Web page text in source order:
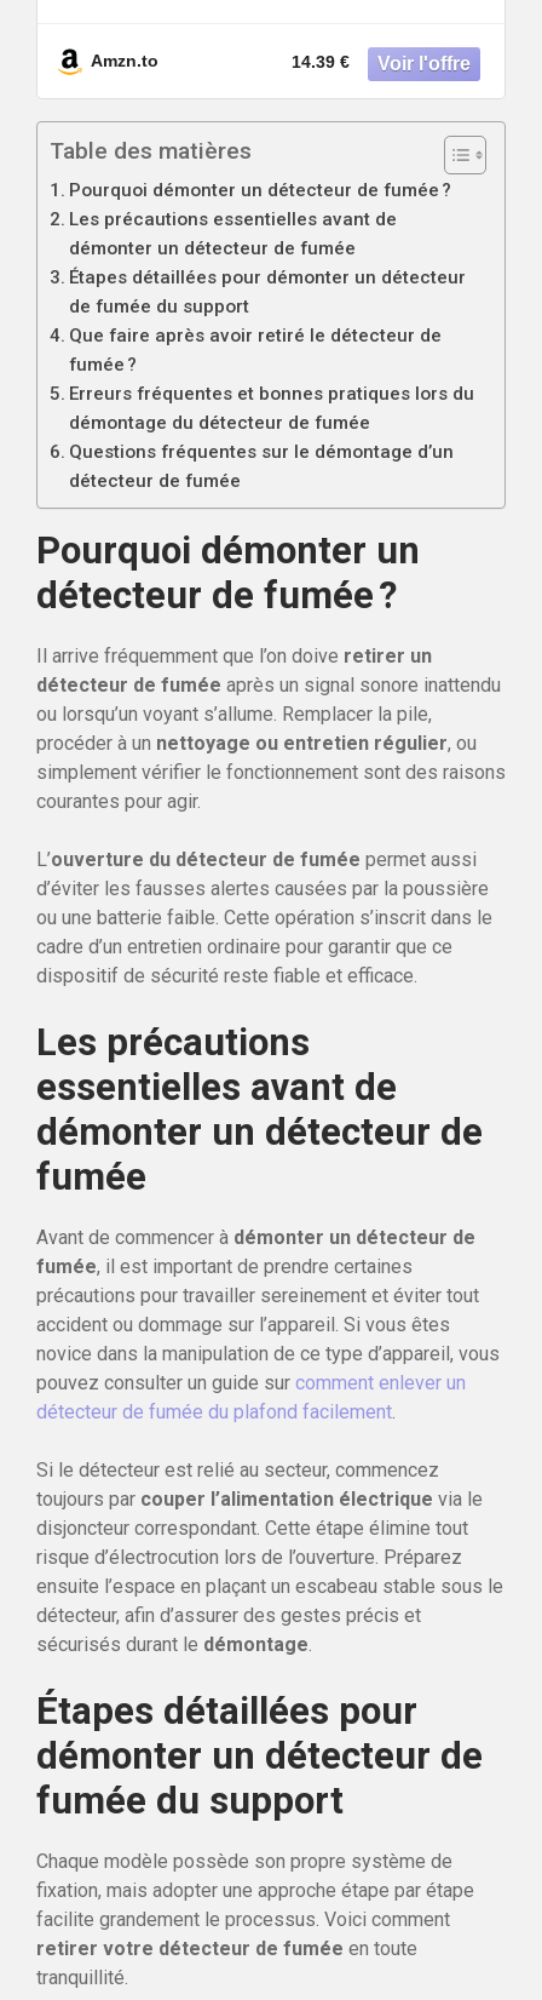
Amzn.to 14.39 €
Table des matières
Pourquoi démonter un détecteur de fumée ?
Les précautions essentielles avant de
démonter un détecteur de fumée
Étapes détaillées pour démonter un détecteur
de fumée du support
Que faire après avoir retiré le détecteur de
fumée ?
Erreurs fréquentes et bonnes pratiques lors du
démontage du détecteur de fumée
Questions fréquentes sur le démontage d’un
détecteur de fumée
Pourquoi démonter un
détecteur de fumée ?
Il arrive fréquemment que l’on doive retirer un
détecteur de fumée après un signal sonore inattendu
ou lorsqu’un voyant s’allume. Remplacer la pile,
procéder à un nettoyage ou entretien régulier, ou
simplement vérifier le fonctionnement sont des raisons
courantes pour agir.
L’ouverture du détecteur de fumée permet aussi
d’éviter les fausses alertes causées par la poussière
ou une batterie faible. Cette opération s’inscrit dans le
cadre d’un entretien ordinaire pour garantir que ce
dispositif de sécurité reste fiable et efficace.
Les précautions
essentielles avant de
démonter un détecteur de
fumée
Avant de commencer à démonter un détecteur de
fumée, il est important de prendre certaines
précautions pour travailler sereinement et éviter tout
accident ou dommage sur l’appareil. Si vous êtes
novice dans la manipulation de ce type d’appareil, vous
pouvez consulter un guide sur comment enlever un
détecteur de fumée du plafond facilement.
Si le détecteur est relié au secteur, commencez
toujours par couper l’alimentation électrique via le
disjoncteur correspondant. Cette étape élimine tout
risque d’électrocution lors de l’ouverture. Préparez
ensuite l’espace en plaçant un escabeau stable sous le
détecteur, afin d’assurer des gestes précis et
sécurisés durant le démontage.
Étapes détaillées pour
démonter un détecteur de
fumée du support
Chaque modèle possède son propre système de
fixation, mais adopter une approche étape par étape
facilite grandement le processus. Voici comment
retirer votre détecteur de fumée en toute
tranquillité.